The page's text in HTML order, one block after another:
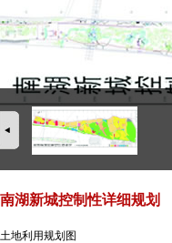
南湖新城控制性详细规划
土地利用规划图